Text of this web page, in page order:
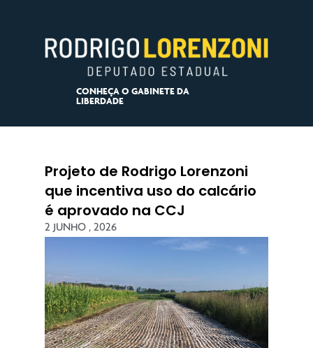
CONHEÇA O GABINETE DA
LIBERDADE
Projeto de Rodrigo Lorenzoni
que incentiva uso do calcário
é aprovado na CCJ
2 JUNHO , 2026